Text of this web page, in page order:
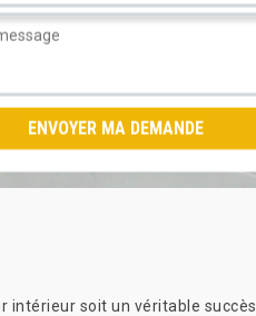
intérieur soit un véritable succès.